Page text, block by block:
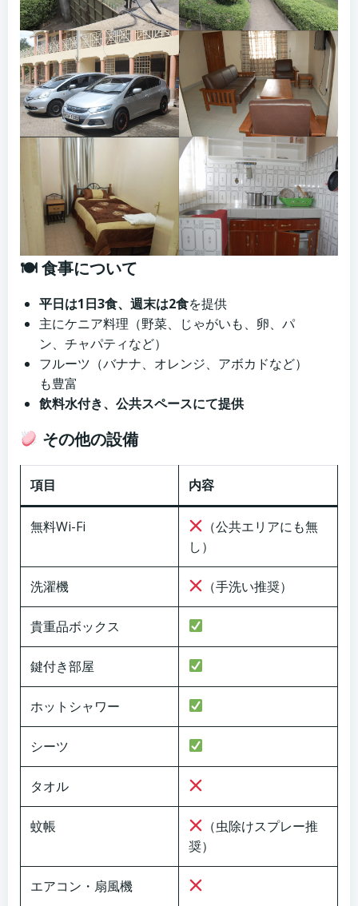
🍽 食事について
平日は1日3食、週末は2食を提供
主にケニア料理（野菜、じゃがいも、卵、パ
ン、チャパティなど）
フルーツ（バナナ、オレンジ、アボカドなど）
も豊富
飲料水付き、公共スペースにて提供
その他の設備
項目 内容
無料Wi-Fi
（公共エリアにも無
し）
洗濯機 （手洗い推奨）
貴重品ボックス
鍵付き部屋
ホットシャワー
シーツ
タオル
蚊帳
（虫除けスプレー推
奨）
エアコン・扇風機